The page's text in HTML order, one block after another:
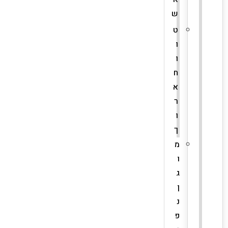
ש
ט
ו
ו
ח
א
ר
ו
ך
מ
ו
ג
ן
נ
פ